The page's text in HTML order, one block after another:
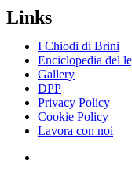
Links
I Chiodi di Brini
Enciclopedia del
Gallery
DPP
Privacy Policy
Cookie Policy
Lavora con noi